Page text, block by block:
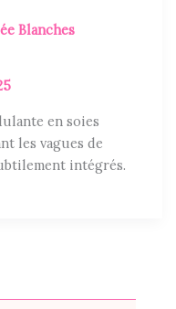
Blanches
en soies
les vagues de
intégrés.